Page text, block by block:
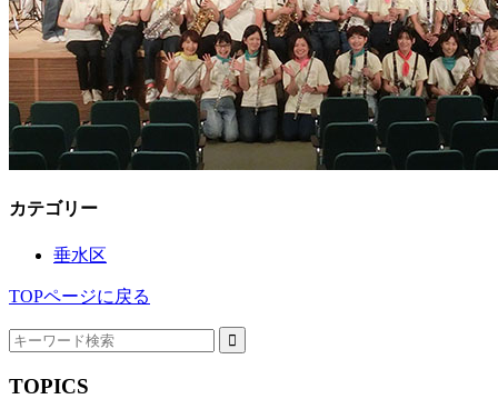
カテゴリー
垂水区
TOPページに戻る
TOPICS